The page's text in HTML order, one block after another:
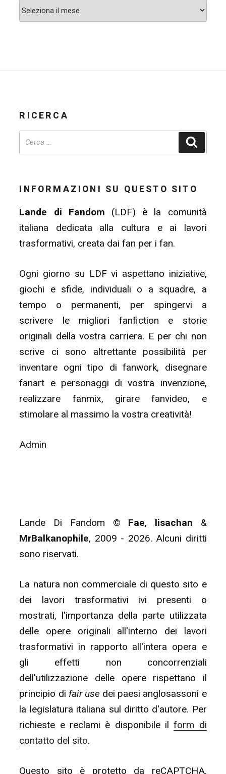
Archivi
RICERCA
INFORMAZIONI SU QUESTO SITO
Lande di Fandom (LDF) è la comunità
italiana dedicata alla cultura e ai lavori
trasformativi, creata dai fan per i fan.
Ogni giorno su LDF vi aspettano iniziative,
giochi e sfide, individuali o a squadre, a
tempo o permanenti, per spingervi a
scrivere le migliori fanfiction e storie
originali della vostra carriera. E per chi non
scrive ci sono altrettante possibilità per
inventare ogni tipo di fanwork, disegnare
fanart e personaggi di vostra invenzione,
realizzare fanmix, girare fanvideo, e
stimolare al massimo la vostra creatività!
Admin
Lande Di Fandom © Fae, lisachan &
MrBalkanophile, 2009 - 2026. Alcuni diritti
sono riservati.
La natura non commerciale di questo sito e
dei lavori trasformativi ivi presenti o
mostrati, l'importanza della parte utilizzata
delle opere originali all'interno dei lavori
trasformativi in rapporto all'intera opera e
gli effetti non concorrenziali
dell'utilizzazione delle opere rispettano il
principio di fair usedei paesi anglosassoni e
la legislatura italiana sul diritto d'autore. Per
richieste e reclami è disponibile ilform di
contatto del sito.
Questo sito è protetto da reCAPTCHA.